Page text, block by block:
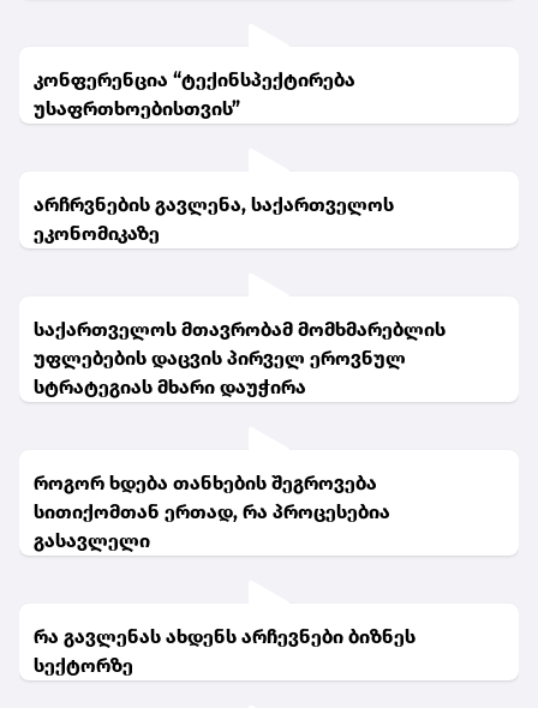
კონფერენცია “ტექინსპექტირება
უსაფრთხოებისთვის”
არჩრვნების გავლენა, საქართველოს
ეკონომიკაზე
საქართველოს მთავრობამ მომხმარებლის
უფლებების დაცვის პირველ ეროვნულ
სტრატეგიას მხარი დაუჭირა
როგორ ხდება თანხების შეგროვება
სითიქომთან ერთად, რა პროცესებია
გასავლელი
რა გავლენას ახდენს არჩევნები ბიზნეს
სექტორზე